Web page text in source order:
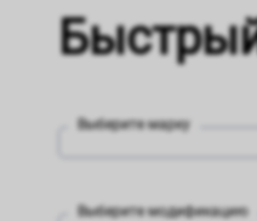
Выберите марку
Выберите модификацию